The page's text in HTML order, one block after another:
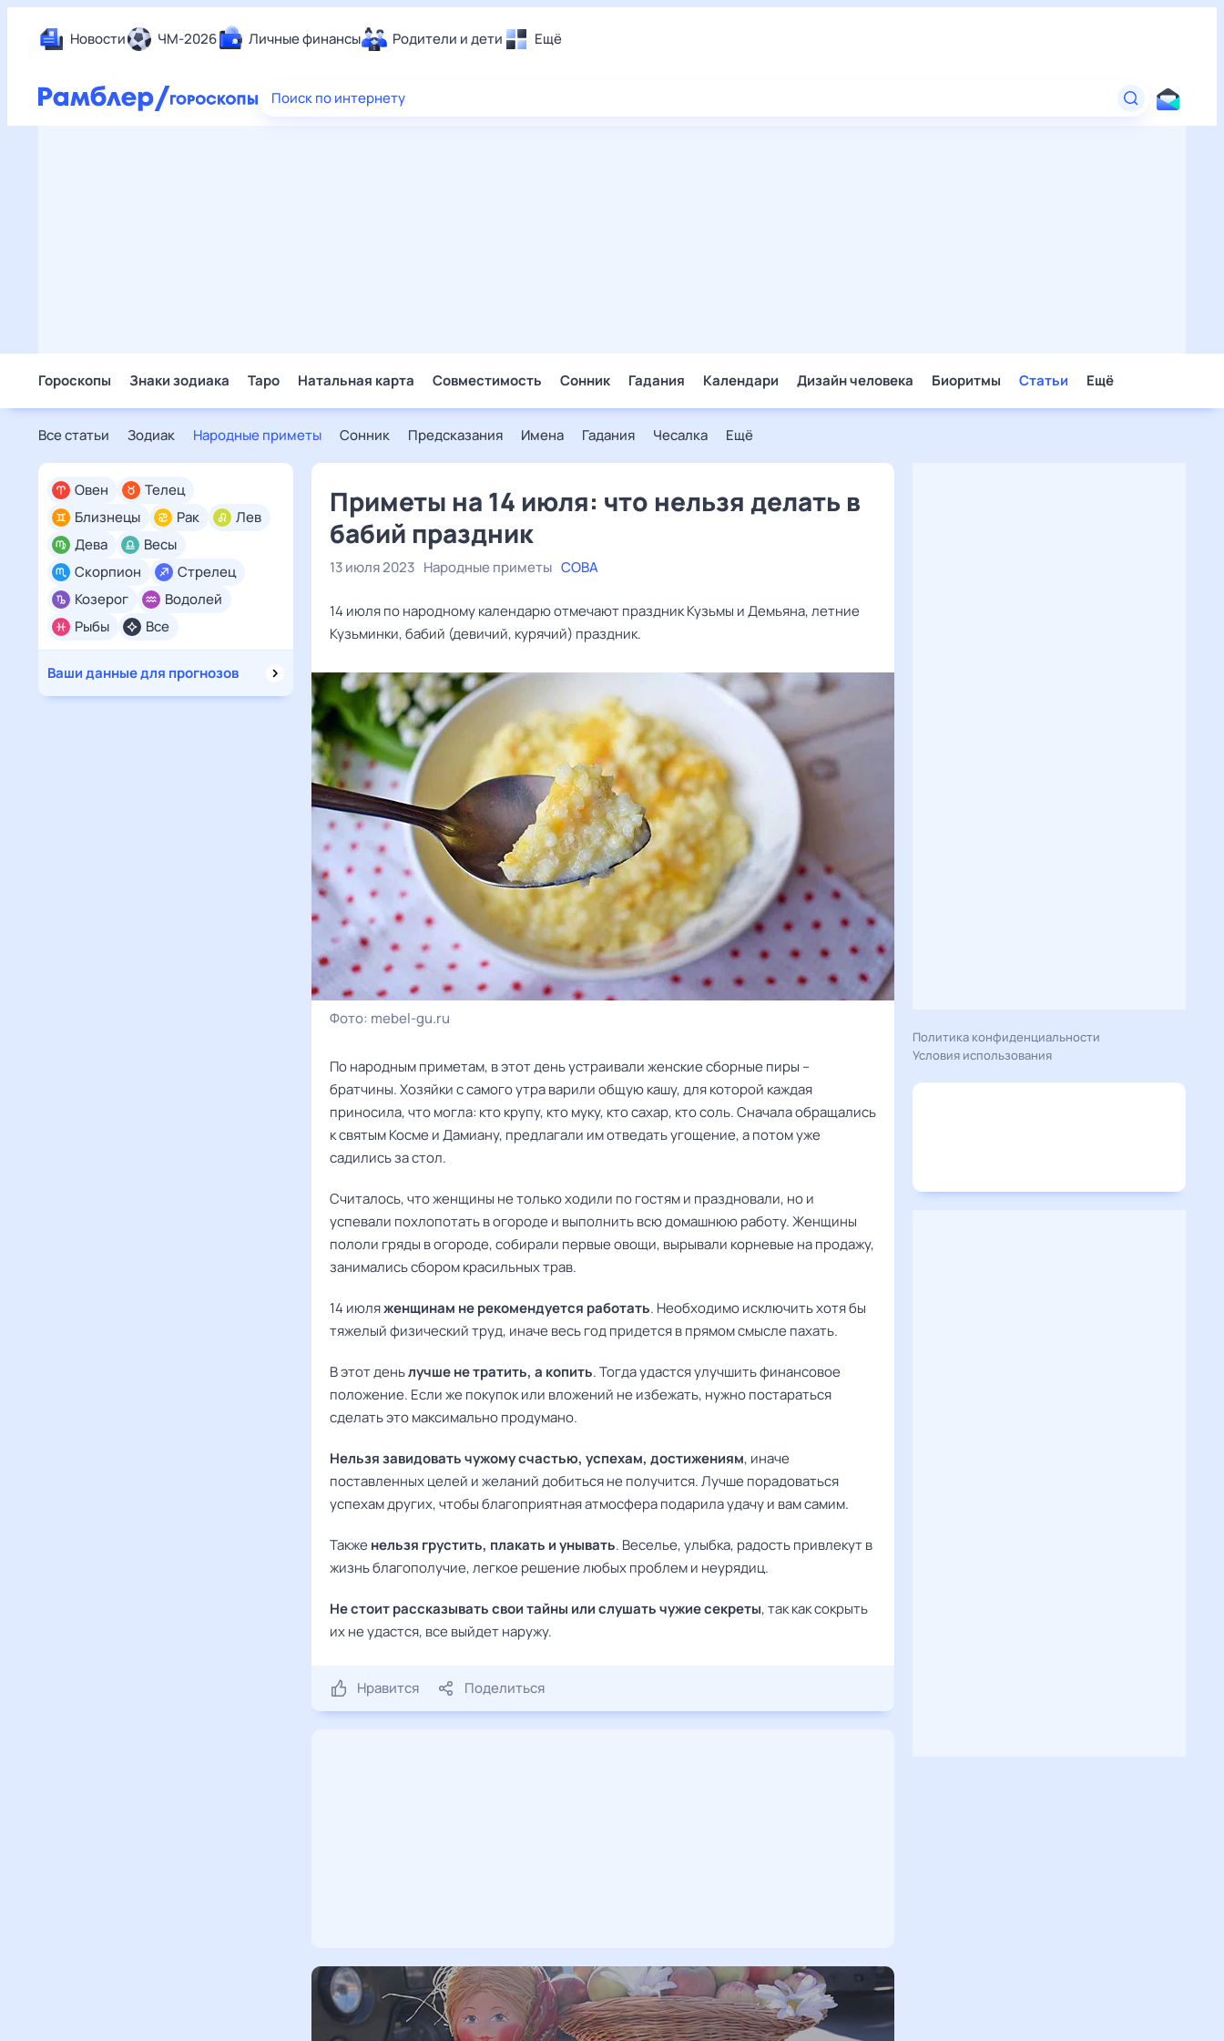
Новости ЧМ-2026 Личные финансы Родители и дети Ещё
Еда
Поиск по интернету
Гороскопы Знаки зодиака Таро Натальная карта Совместимость Сонник Гадания Календари Дизайн человека Биоритмы Статьи Ещё
Все статьи Зодиак Народные приметы Сонник Предсказания Имена Гадания Чесалка Ещё
Все
Овен
Телец
Близнецы
Рак
Лев
Дева
Весы
Скорпион
Стрелец
Козерог
Водолей
Рыбы
Ваши данные для прогнозов
Приметы на 14 июля: что нельзя делать в
бабий праздник
13 июля 2023 Народные приметы СОВА
14 июля по народному календарю отмечают праздник Кузьмы и Демьяна, летние
Кузьминки, бабий (девичий, курячий) праздник.
Фото: mebel-gu.ru
По народным приметам, в этот день устраивали женские сборные пиры –
братчины. Хозяйки с самого утра варили общую кашу, для которой каждая
приносила, что могла: кто крупу, кто муку, кто сахар, кто соль. Сначала обращались
к святым Косме и Дамиану, предлагали им отведать угощение, а потом уже
садились за стол.
Считалось, что женщины не только ходили по гостям и праздновали, но и
успевали похлопотать в огороде и выполнить всю домашнюю работу. Женщины
пололи гряды в огороде, собирали первые овощи, вырывали корневые на продажу,
занимались сбором красильных трав.
14 июляженщинам не рекомендуется работать. Необходимо исключить хотя бы
тяжелый физический труд, иначе весь год придется в прямом смысле пахать.
В этот деньлучше не тратить, а копить. Тогда удастся улучшить финансовое
положение. Если же покупок или вложений не избежать, нужно постараться
сделать это максимально продумано.
Нельзя завидовать чужому счастью, успехам, достижениям, иначе
поставленных целей и желаний добиться не получится. Лучше порадоваться
успехам других, чтобы благоприятная атмосфера подарила удачу и вам самим.
Также нельзя грустить, плакать и унывать. Веселье, улыбка, радость привлекут в
жизнь благополучие, легкое решение любых проблем и неурядиц.
Не стоит рассказывать свои тайны или слушать чужие секреты, так как сокрыть
их не удастся, все выйдет наружу.
Нравится Поделиться
Политика конфиденциальности
Условия использования